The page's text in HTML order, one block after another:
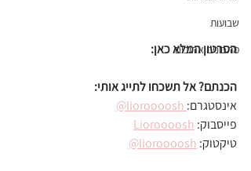
שבועות
מתכונים אהובים
הסרטון המלא כאן:
הכנתם? אל תשכחו לתייג אותי:
אינסטגרם:
פייסבוק: Lioroooosh
טיקטוק: lioroooosh@